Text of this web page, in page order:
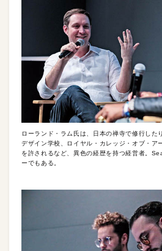
ローランド・ラム氏は、日本の禅寺で修行した
デザイン学校、ロイヤル・カレッジ・オブ・ア
を許されるなど、異色の経歴を持つ経営者。
ーでもある。